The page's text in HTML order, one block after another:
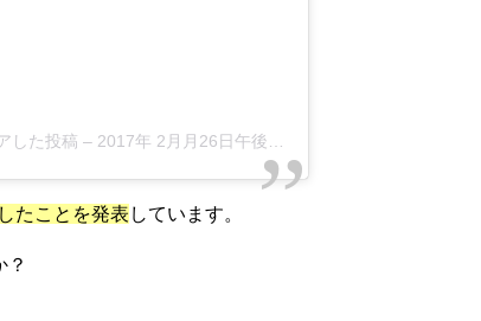
した投稿 – 2017年 2月月26日午後3時34分PST
たことを発表 しています。
？